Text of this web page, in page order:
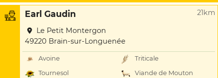
Earl Gaudin 21km
Le Petit Montergon
49220 Brain-sur-Longuenée
Avoine
Triticale
Tournesol
Viande de Mouton